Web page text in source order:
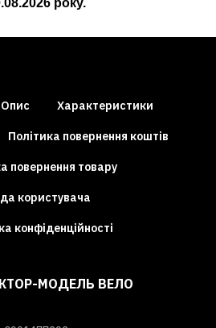
року.
Опис Характеристики
Політика повернення коштів
повернення товару
користувача
конфіденційності
МОДЕЛЬ ВЕЛО